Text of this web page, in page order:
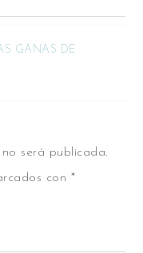
GANAS DE
será publicada.
con *